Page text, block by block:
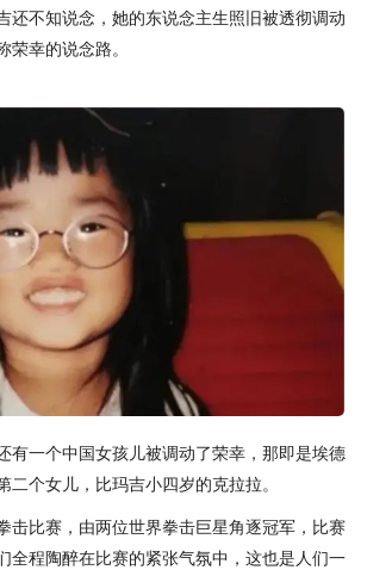
还不知说念，她的东说念主生照旧被透彻调动
荣幸的说念路。
有一个中国女孩儿被调动了荣幸，那即是埃德
二个女儿，比玛吉小四岁的克拉拉。
击比赛，由两位世界拳击巨星角逐冠军，比赛
全程陶醉在比赛的紧张气氛中，这也是人们一